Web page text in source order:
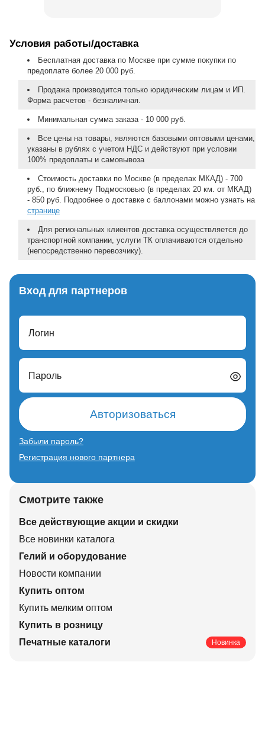
Условия работы/доставка
Бесплатная доставка по Москве при сумме покупки по
предоплате более 20 000 руб.
Продажа производится только юридическим лицам и ИП.
Форма расчетов - безналичная.
Минимальная сумма заказа - 10 000 руб.
Все цены на товары, являются базовыми оптовыми ценами,
указаны в рублях с учетом НДС и действуют при условии
100% предоплаты и самовывоза
Стоимость доставки по Москве (в пределах МКАД) - 700
руб., по ближнему Подмосковью (в пределах 20 км. от МКАД)
- 850 руб. Подробнее о доставке с баллонами можно узнать на
странице
Для региональных клиентов доставка осуществляется до
транспортной компании, услуги ТК оплачиваются отдельно
(непосредственно перевозчику).
Вход для партнеров
Логин
Пароль
Авторизоваться
Забыли пароль?
Регистрация нового партнера
Смотрите также
Все действующие акции и скидки
Все новинки каталога
Гелий и оборудование
Новости компании
Купить оптом
Купить мелким оптом
Купить в розницу
Печатные каталоги
Новинка